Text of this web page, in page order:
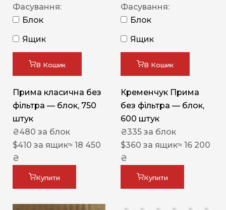
Фасування:
Блок
Ящик
В Кошик
Прима класична без
фільтра — блок, 750
штук
₴480 за блок
$410 за ящик≈ 18 450
₴
Купити
Фасування:
Блок
Ящик
В Кошик
Кременчук Прима
без фільтра — блок,
600 штук
₴335 за блок
$360 за ящик≈ 16 200
₴
Купити